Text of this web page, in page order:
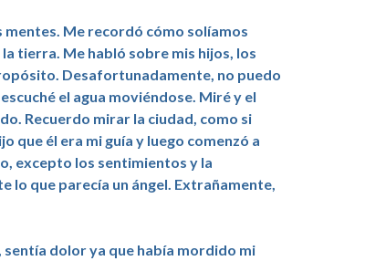
mentes. Me recordó cómo solíamos
tierra. Me habló sobre mis hijos, los
Desafortunadamente, no puedo
el agua moviéndose. Miré y el
Recuerdo mirar la ciudad, como si
que él era mi guía y luego comenzó a
excepto los sentimientos y la
lo que parecía un ángel. Extrañamente,
sentía dolor ya que había mordido mi